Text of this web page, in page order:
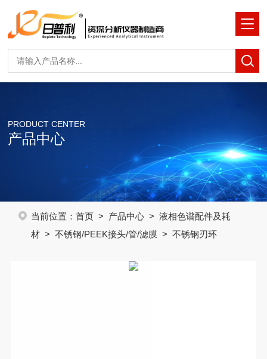
PRODUCT CENTER
产品中心
当前位置： 首页> 产品中心> 液相色谱配件及耗
材> 不锈钢/PEEK接头/管/滤膜> 不锈钢刃环